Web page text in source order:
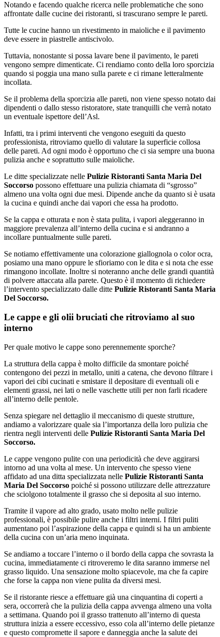
Notando e facendo qualche ricerca nelle problematiche che sono
affrontate dalle cucine dei ristoranti, si trascurano sempre le pareti.
Tutte le cucine hanno un rivestimento in maioliche e il pavimento
deve essere in piastrelle antiscivolo.
Tuttavia, nonostante si possa lavare bene il pavimento, le pareti
vengono sempre dimenticate. Ci rendiamo conto della loro sporcizia
quando si poggia una mano sulla parete e ci rimane letteralmente
incollata.
Se il problema della sporcizia alle pareti, non viene spesso notato dai
dipendenti o dallo stesso ristoratore, state tranquilli che verrà notato
un eventuale ispettore dell’Asl.
Infatti, tra i primi interventi che vengono eseguiti da questo
professionista, ritroviamo quello di valutare la superficie collosa
delle pareti. Ad ogni modo è opportuno che ci sia sempre una buona
pulizia anche e soprattutto sulle maioliche.
Le ditte specializzate nelle Pulizie Ristoranti Santa Maria Del
Soccorso possono effettuare una pulizia chiamata di “sgrosso”
almeno una volta ogni due mesi. Dipende anche da quanto si è usata
la cucina e quindi anche dai vapori che essa ha prodotto.
Se la cappa e otturata e non è stata pulita, i vapori aleggeranno in
maggiore prevalenza all’interno della cucina e si andranno a
incollare puntualmente sulle pareti.
Se notiamo effettivamente una colorazione giallognola o color ocra,
posiamo una mano oppure le sfioriamo con le dita e si nota che esse
rimangono incollate. Inoltre si noteranno anche delle grandi quantità
di polvere attaccata alla parete. Questo è il momento di richiedere
l’intervento specializzato dalle ditte Pulizie Ristoranti Santa Maria
Del Soccorso.
Le cappe e gli olii bruciati che ritroviamo al suo
interno
Per quale motivo le cappe sono perennemente sporche?
La struttura della cappa è molto difficile da smontare poiché
contengono dei pezzi in metallo, uniti a catena, che devono filtrare i
vapori dei cibi cucinati e smistare il depositare di eventuali oli e
elementi grassi, nei lati o nelle vaschette utili per non farli ricadere
all’interno delle pentole.
Senza spiegare nel dettaglio il meccanismo di queste strutture,
andiamo a valorizzare quale sia l’importanza della loro pulizia che
rientra negli interventi delle Pulizie Ristoranti Santa Maria Del
Soccorso.
Le cappe vengono pulite con una periodicità che deve aggirarsi
intorno ad una volta al mese. Un intervento che spesso viene
affidato ad una ditta specializzata nelle Pulizie Ristoranti Santa
Maria Del Soccorso poiché si possono utilizzare delle attrezzature
che sciolgono totalmente il grasso che si deposita al suo interno.
Tramite il vapore ad alto grado, usato molto nelle pulizie
professionali, è possibile pulire anche i filtri interni. I filtri puliti
aumentano poi l’aspirazione della cappa e quindi si ha un ambiente
della cucina con un’aria meno inquinata.
Se andiamo a toccare l’interno o il bordo della cappa che sovrasta la
cucina, immediatamente ci ritroveremo le dita saranno immerse nel
grasso liquido. Una sensazione molto spiacevole, ma che fa capire
che forse la cappa non viene pulita da diversi mesi.
Se il ristorante riesce a effettuare già una cinquantina di coperti a
sera, occorrerà che la pulizia della cappa avvenga almeno una volta
a settimana. Quando poi il grasso trattenuto all’interno di questa
struttura inizia a essere eccessivo, esso cola all’interno delle pietanze
e questo compromette il sapore e danneggia anche la salute dei